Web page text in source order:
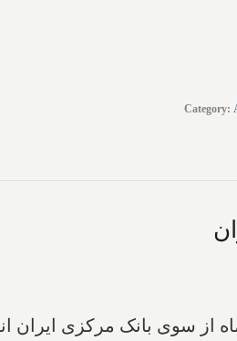
Category:
از سوی بانک مرکزی ایران